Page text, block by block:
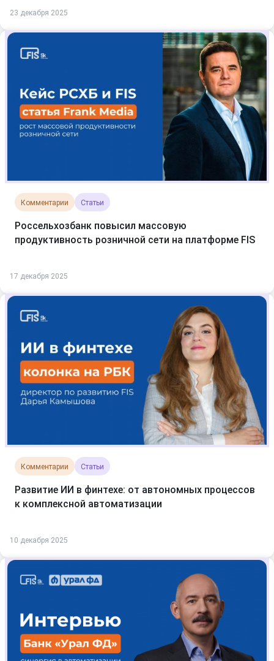
23 декабря 2025
Комментарии Статьи
Россельхозбанк повысил массовую
продуктивность розничной сети на платформе FIS
17 декабря 2025
Комментарии Статьи
Развитие ИИ в финтехе: от автономных процессов
к комплексной автоматизации
10 декабря 2025